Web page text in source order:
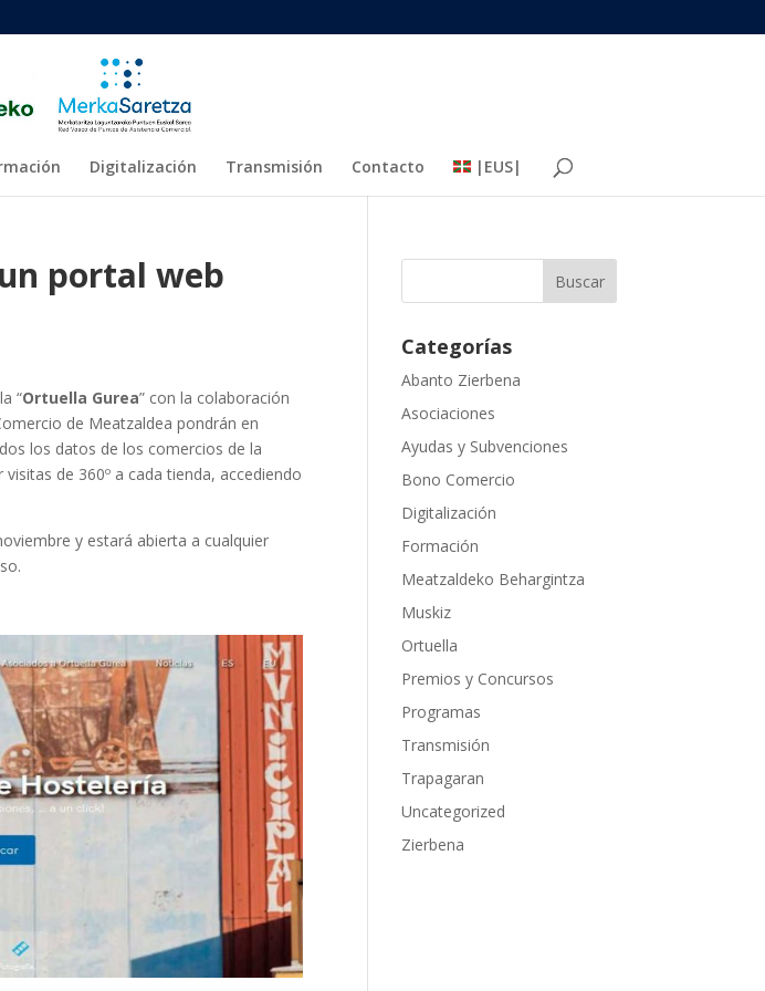
Digitalización Transmisión Contacto |EUS|
portal web
“Ortuella Gurea” con la colaboración
de Meatzaldea pondrán en
los datos de los comercios de la
de 360º a cada tienda, accediendo
y estará abierta a cualquier
Categorías
Abanto Zierbena
Asociaciones
Ayudas y Subvenciones
Bono Comercio
Digitalización
Formación
Meatzaldeko Behargintza
Muskiz
Ortuella
Premios y Concursos
Programas
Transmisión
Trapagaran
Uncategorized
Zierbena